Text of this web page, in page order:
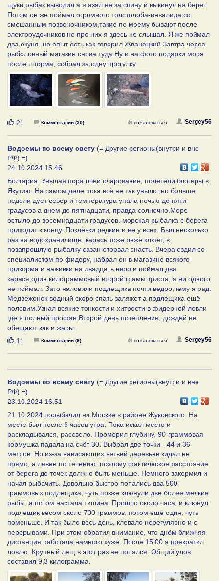
щуки,рыбак выводил а я азял её за спину и выкинул на берег.
Потом он же поймал огромного толстолоба-инвалида со
смешанным позвоночником,такие по моему бывают после
электроудочников но про них я здесь не слышал. Я же поймал
два окуня, но опыт есть как говорил Жванецкий.Завтра через
рыболовный магазин снова туда.Ну и на фото подарки моря
после шторма, собрал за одну прогулку.
Нравится
21 Комментарии (30) Sergey56
пожаловаться
Водоемы по всему свету (= Другие регионы(внутри и вне
РФ) =)
24.10.2024 15:46
Болгария. Унылая пора,очей очарование, полетели блогеры в
Якутию. На самом деле пока всё не так уныло ,но больше
недели дует север и температура упала ночью до пяти
градусов а днем до пятнадцати, правда солнечно.Море
остыло до восемнадцати градусов, морская рыбалка с берега
приходит к концу. Поклёвки редкие и не у всех. Был несколько
раз на водохранилище, карась тоже реже клюёт, в
позапрошлую рыбалку сазан оторвал снасть. Вчера ездил со
специалистом по фидеру, набрал он в магазине всякого
прикорма и наживки на двадцать евро и поймал два
карася,один килограммовый второй грамм триста, я ни одного
не поймал. Зато наловили подлещика почти ведро,чему я рад.
Медвежонок водный скоро спать заляжет а подлещика ещё
половим.Узнал всякие тонкости и хитрости в фидерной ловли
где я полный профан.Второй день потепление, дождей не
обещают как и жары.
Нравится
11 Комментарии (6) Sergey56
пожаловаться
Водоемы по всему свету (= Другие регионы(внутри и вне
РФ) =)
23.10.2024 16:51
21.10.2024 порыбачил на Москве в районе Жуковского. На
месте был после 6 часов утра. Пока искал место и
раскладывался, рассвело. Промерил глубину, 90-граммовая
кормушка падала на счёт 30. Выбрал две точки - 44 и 36
метров. Но из-за нависающих ветвей деревьев кидал не
прямо, а левее по течению, поэтому фактическое расстояние
от берега до точек должно быть меньше. Немного закормил и
начал рыбачить. Довольно быстро попались два 500-
граммовых подлещика, чуть позже клюнули две более мелкие
рыбы, а потом настала тишина. Прошло около часа, и клюнул
подлещик весом около 700 граммов, потом ещё один, чуть
поменьше. И так было весь день, клевало нерегулярно и с
перерывами. При этом обратил внимание, что днëм ближняя
дистанция работала намного хуже. После 15:00 я прекратил
ловлю. Крупный лещ в этот раз не попался. Общий улов
составил 9,3 килограмма.